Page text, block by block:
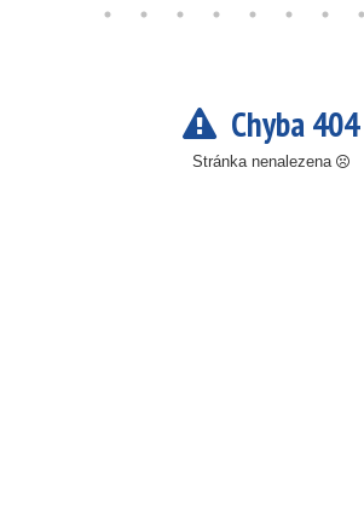
Chyba 404
Stránka nenalezena